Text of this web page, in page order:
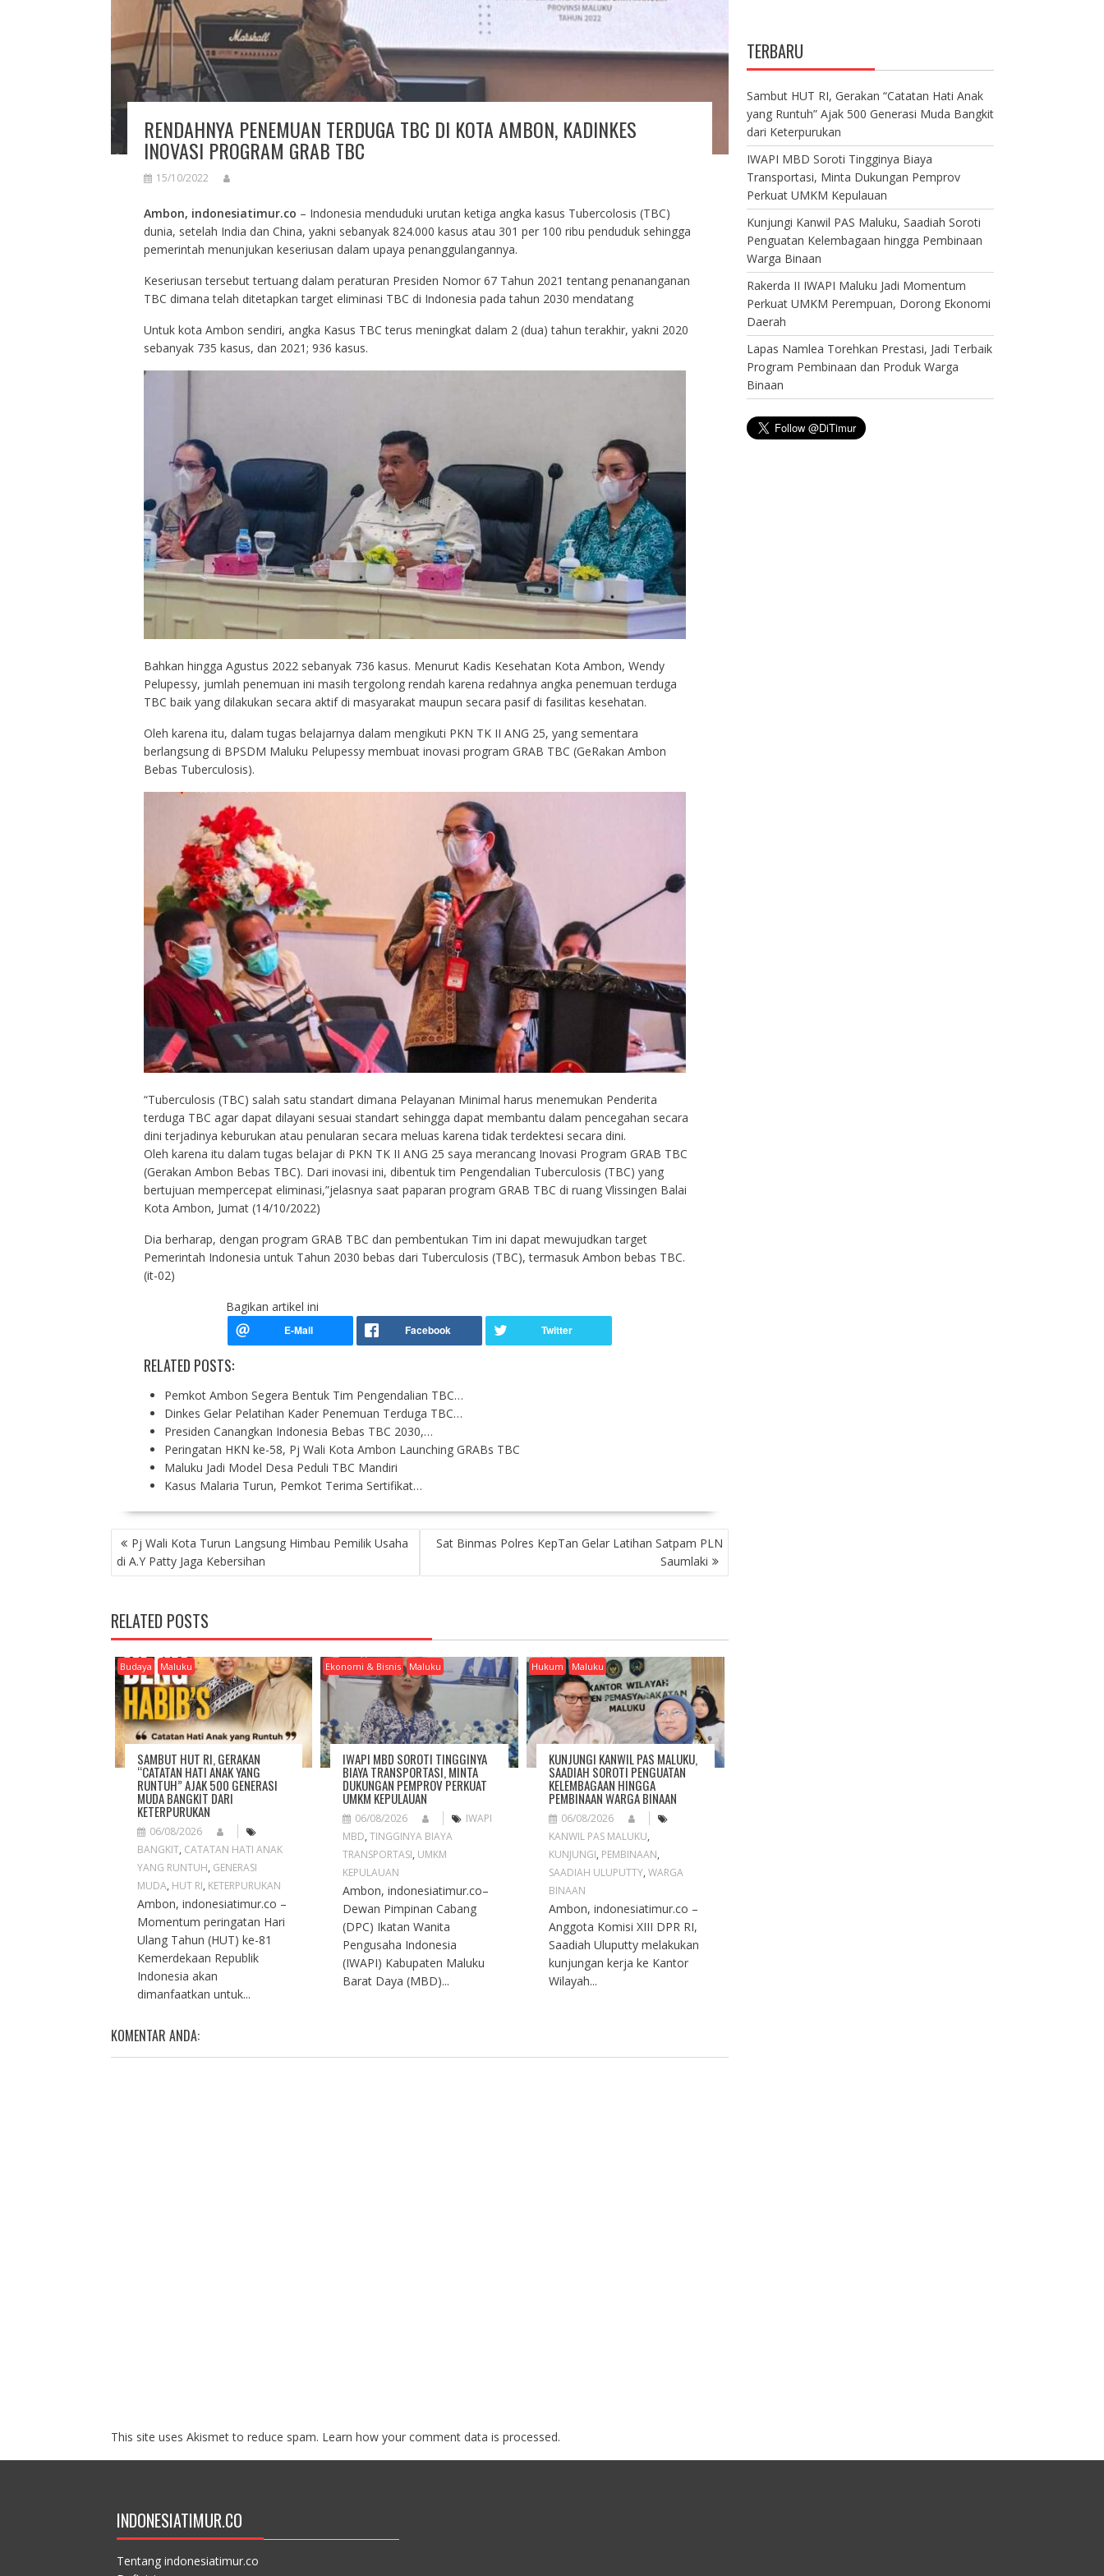
RENDAHNYA PENEMUAN TERDUGA TBC DI KOTA AMBON, KADINKES
INOVASI PROGRAM GRAB TBC
15/10/2022
Ambon, indonesiatimur.co – Indonesia menduduki urutan ketiga angka kasus Tubercolosis (TBC)
dunia, setelah India dan China, yakni sebanyak 824.000 kasus atau 301 per 100 ribu penduduk sehingga
pemerintah menunjukan keseriusan dalam upaya penanggulangannya.
Keseriusan tersebut tertuang dalam peraturan Presiden Nomor 67 Tahun 2021 tentang penananganan
TBC dimana telah ditetapkan target eliminasi TBC di Indonesia pada tahun 2030 mendatang
Untuk kota Ambon sendiri, angka Kasus TBC terus meningkat dalam 2 (dua) tahun terakhir, yakni 2020
sebanyak 735 kasus, dan 2021; 936 kasus.
Bahkan hingga Agustus 2022 sebanyak 736 kasus. Menurut Kadis Kesehatan Kota Ambon, Wendy
Pelupessy, jumlah penemuan ini masih tergolong rendah karena redahnya angka penemuan terduga
TBC baik yang dilakukan secara aktif di masyarakat maupun secara pasif di fasilitas kesehatan.
Oleh karena itu, dalam tugas belajarnya dalam mengikuti PKN TK II ANG 25, yang sementara
berlangsung di BPSDM Maluku Pelupessy membuat inovasi program GRAB TBC (GeRakan Ambon
Bebas Tuberculosis).
“Tuberculosis (TBC) salah satu standart dimana Pelayanan Minimal harus menemukan Penderita
terduga TBC agar dapat dilayani sesuai standart sehingga dapat membantu dalam pencegahan secara
dini terjadinya keburukan atau penularan secara meluas karena tidak terdektesi secara dini.
Oleh karena itu dalam tugas belajar di PKN TK II ANG 25 saya merancang Inovasi Program GRAB TBC
(Gerakan Ambon Bebas TBC). Dari inovasi ini, dibentuk tim Pengendalian Tuberculosis (TBC) yang
bertujuan mempercepat eliminasi,”jelasnya saat paparan program GRAB TBC di ruang Vlissingen Balai
Kota Ambon, Jumat (14/10/2022)
Dia berharap, dengan program GRAB TBC dan pembentukan Tim ini dapat mewujudkan target
Pemerintah Indonesia untuk Tahun 2030 bebas dari Tuberculosis (TBC), termasuk Ambon bebas TBC.
(it-02)
Bagikan artikel ini
RELATED POSTS:
Pemkot Ambon Segera Bentuk Tim Pengendalian TBC…
Dinkes Gelar Pelatihan Kader Penemuan Terduga TBC…
Presiden Canangkan Indonesia Bebas TBC 2030,…
Peringatan HKN ke-58, Pj Wali Kota Ambon Launching GRABs TBC
Maluku Jadi Model Desa Peduli TBC Mandiri
Kasus Malaria Turun, Pemkot Terima Sertifikat…
P
O
S
N
A
V
G
A
T
O
N
Pj Wali Kota Turun Langsung Himbau Pemilik Usaha
di A.Y Patty Jaga Kebersihan
Sat Binmas Polres KepTan Gelar Latihan Satpam PLN
Saumlaki
RELATED POSTS
Budaya Maluku
SAMBUT HUT RI, GERAKAN
“CATATAN HATI ANAK YANG
RUNTUH” AJAK 500 GENERASI
MUDA BANGKIT DARI
KETERPURUKAN
06/08/2026
BANGKIT, CATATAN HATI ANAK
YANG RUNTUH, GENERASI
MUDA, HUT RI, KETERPURUKAN
Ambon, indonesiatimur.co –
Momentum peringatan Hari
Ulang Tahun (HUT) ke-81
Kemerdekaan Republik
Indonesia akan
dimanfaatkan untuk...
Ekonomi & Bisnis Maluku
IWAPI MBD SOROTI TINGGINYA
BIAYA TRANSPORTASI, MINTA
DUKUNGAN PEMPROV PERKUAT
UMKM KEPULAUAN
06/08/2026
IWAPI
MBD,TINGGINYA BIAYA
TRANSPORTASI, UMKM
KEPULAUAN
Ambon, indonesiatimur.co–
Dewan Pimpinan Cabang
(DPC) Ikatan Wanita
Pengusaha Indonesia
(IWAPI) Kabupaten Maluku
Barat Daya (MBD)...
Hukum Maluku
KUNJUNGI KANWIL PAS MALUKU,
SAADIAH SOROTI PENGUATAN
KELEMBAGAAN HINGGA
PEMBINAAN WARGA BINAAN
06/08/2026
KANWIL PAS MALUKU,
KUNJUNGI, PEMBINAAN,
SAADIAH ULUPUTTY,WARGA
BINAAN
Ambon, indonesiatimur.co –
Anggota Komisi XIII DPR RI,
Saadiah Uluputty melakukan
kunjungan kerja ke Kantor
Wilayah...
KOMENTAR ANDA:
This site uses Akismet to reduce spam. Learn how your comment data is processed.
TERBARU
Sambut HUT RI, Gerakan “Catatan Hati Anak
yang Runtuh” Ajak 500 Generasi Muda Bangkit
dari Keterpurukan
IWAPI MBD Soroti Tingginya Biaya
Transportasi, Minta Dukungan Pemprov
Perkuat UMKM Kepulauan
Kunjungi Kanwil PAS Maluku, Saadiah Soroti
Penguatan Kelembagaan hingga Pembinaan
Warga Binaan
Rakerda II IWAPI Maluku Jadi Momentum
Perkuat UMKM Perempuan, Dorong Ekonomi
Daerah
Lapas Namlea Torehkan Prestasi, Jadi Terbaik
Program Pembinaan dan Produk Warga
Binaan
INDONESIATIMUR.CO
Tentang indonesiatimur.co